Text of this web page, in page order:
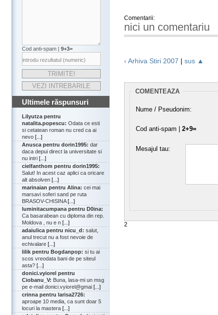
Cod anti-spam | 9+3=
Ultimele răspunsuri
Lilyutza pentru
natalita.popescu: Odata ce esti
si cetatean roman nu cred ca ai
nevo [...]
Anusca pentru dorin1995: dar
daca depui direct la universitate si
nu intri [...]
cielfanthom pentru dorin1995:
Salut! In acest caz aplici ca oricare
alt absolven [...]
marinaian pentru Alina: cei mai
marsavi soferi sand pe ruta
BRASOV-CHISINA[...]
luminitacumpana pentru D0ina:
Ca basarabean cu diploma din rep.
Moldova , nu e n [...]
adaiulica pentru nicu_d: salut,
anul trecut nu a fost nevoie de
echivalare [...]
lilik pentru Bogdanpop: si tu ai
scos vreodata bani de pe siteul
asta? [...]
donici.vyiorel pentru
Ciobanu_V: Buna, lasa-mi un msg
pe e-mail donici.vyiorel@gmai [...]
crinna pentru larisa2726:
aproape 10 media, ca sunt doar 5
locuri la mastera [...]
Comentarii:
nici un comentariu
‹ Arhiva Stiri 2007 | sus ▲
COMENTEAZA
Nume / Pseudonim:
Cod anti-spam | 2+9=
Mesajul tau:
2